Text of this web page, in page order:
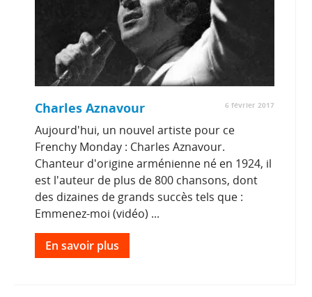
6 février 2017
Charles Aznavour
Aujourd'hui, un nouvel artiste pour ce
Frenchy Monday : Charles Aznavour.
Chanteur d'origine arménienne né en 1924, il
est l'auteur de plus de 800 chansons, dont
des dizaines de grands succès tels que :
Emmenez-moi (vidéo) ...
En savoir plus